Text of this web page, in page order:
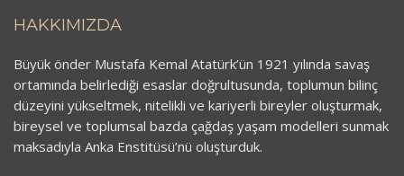
HAKKIMIZDA
Büyük önder Mustafa Kemal Atatürk’ün 1921 yılında savaş
ortamında belirlediği esaslar doğrultusunda, toplumun bilinç
düzeyini yükseltmek, nitelikli ve kariyerli bireyler oluşturmak,
bireysel ve toplumsal bazda çağdaş yaşam modelleri sunmak
maksadıyla Anka Enstitüsü’nü oluşturduk.